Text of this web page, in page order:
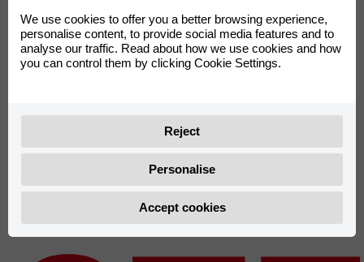
We use cookies to offer you a better browsing experience,
personalise content, to provide social media features and to
analyse our traffic. Read about how we use cookies and how
you can control them by clicking Cookie Settings.
Reject
Personalise
Accept cookies